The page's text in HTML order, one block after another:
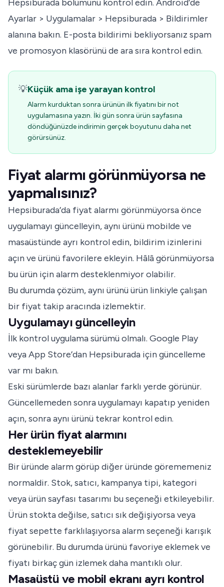
Hepsiburada bölümünü kontrol edin. Android’de
Ayarlar > Uygulamalar > Hepsiburada > Bildirimler
alanına bakın. E-posta bildirimi bekliyorsanız spam
ve promosyon klasörünü de ara sıra kontrol edin.
💡Küçük ama işe yarayan kontrol
Alarm kurduktan sonra ürünün ilk fiyatını bir not
uygulamasına yazın. İki gün sonra ürün sayfasına
döndüğünüzde indirimin gerçek boyutunu daha net
görürsünüz.
Fiyat alarmı görünmüyorsa ne
yapmalısınız?
Hepsiburada’da fiyat alarmı görünmüyorsa önce
uygulamayı güncelleyin, aynı ürünü mobilde ve
masaüstünde ayrı kontrol edin, bildirim izinlerini
açın ve ürünü favorilere ekleyin. Hâlâ görünmüyorsa
bu ürün için alarm desteklenmiyor olabilir.
Bu durumda çözüm, aynı ürünü ürün linkiyle çalışan
bir fiyat takip aracında izlemektir.
Uygulamayı güncelleyin
İlk kontrol uygulama sürümü olmalı. Google Play
veya App Store’dan Hepsiburada için güncelleme
var mı bakın.
Eski sürümlerde bazı alanlar farklı yerde görünür.
Güncellemeden sonra uygulamayı kapatıp yeniden
açın, sonra aynı ürünü tekrar kontrol edin.
Her ürün fiyat alarmını
desteklemeyebilir
Bir üründe alarm görüp diğer üründe görememeniz
normaldir. Stok, satıcı, kampanya tipi, kategori
veya ürün sayfası tasarımı bu seçeneği etkileyebilir.
Ürün stokta değilse, satıcı sık değişiyorsa veya
fiyat sepette farklılaşıyorsa alarm seçeneği karışık
görünebilir. Bu durumda ürünü favoriye eklemek ve
fiyatı birkaç gün izlemek daha mantıklı olur.
Masaüstü ve mobil ekranı ayrı kontrol